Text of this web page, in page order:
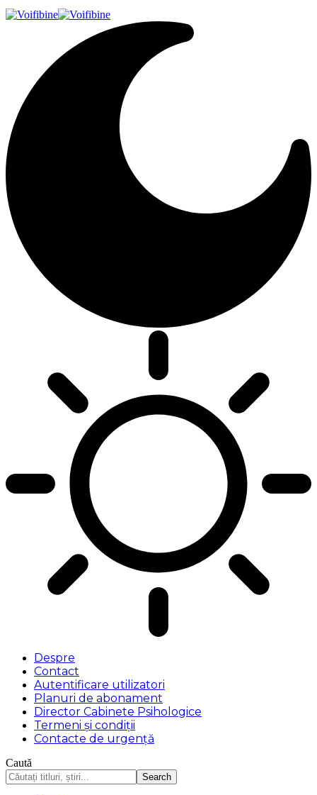
Despre
Contact
Autentificare utilizatori
Planuri de abonament
Director Cabinete Psihologice
Termeni și condiții
Contacte de urgență
Caută